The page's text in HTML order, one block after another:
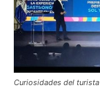
Curiosidades del turista